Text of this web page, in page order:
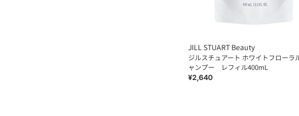
JILL STUART Beauty
ジルスチュアート ホワイトフローラル シ
ャンプー レフィル400mL
¥2,640